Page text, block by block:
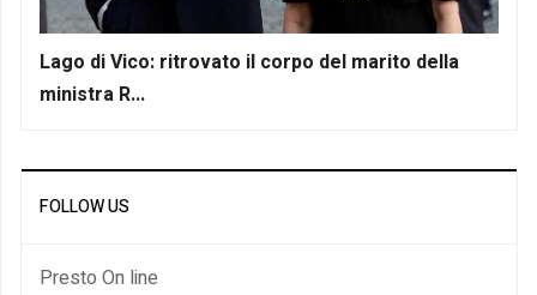
Lago di Vico: ritrovato il corpo del marito della
ministra R...
FOLLOW US
Presto On line